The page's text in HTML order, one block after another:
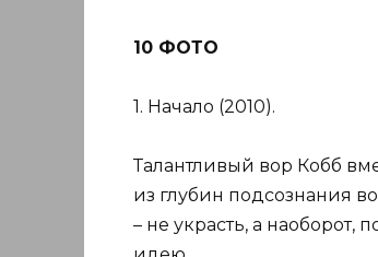
10 ФОТО
1. Начало (2010).
Талантливый вор Кобб
из глубин подсознания
– не украсть, а наоборот,